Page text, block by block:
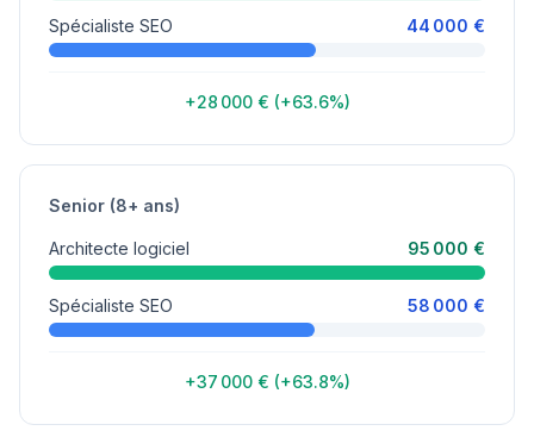
Spécialiste SEO 44 000 €
+28 000 € (+63.6%)
Senior (8+ ans)
Architecte logiciel 95 000 €
Spécialiste SEO 58 000 €
+37 000 € (+63.8%)